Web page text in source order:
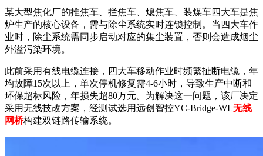
某大型焦化厂的推焦车、拦焦车、熄焦车、装煤车四大车是焦
炉生产的核心设备，需与除尘系统实时连锁控制。当四大车作
业时，除尘系统需同步启动对应的集尘装置，否则会造成烟尘
外溢污染环境。
此前采用有线电缆连接，四大车移动作业时频繁扯断电缆，年
均故障15次以上，单次停机修复需4-6小时，导致生产中断和
环保超标风险，年损失超80万元。为解决这一问题，该厂决定
采用无线技改方案，经测试选用远创智控YC-Bridge-WL无线
网桥构建双链路传输系统。